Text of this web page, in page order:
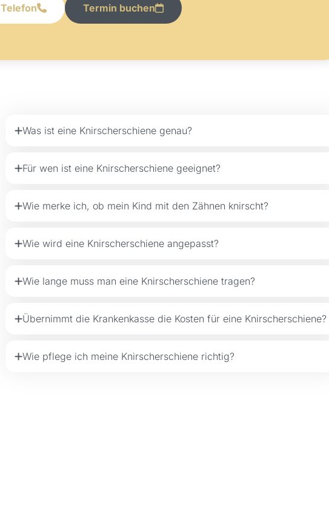
Telefon Termin buchen
Was ist eine Knirscherschiene genau?
Für wen ist eine Knirscherschiene geeignet?
Wie merke ich, ob mein Kind mit den Zähnen knirscht?
Wie wird eine Knirscherschiene angepasst?
Wie lange muss man eine Knirscherschiene tragen?
Übernimmt die Krankenkasse die Kosten für eine Knirscherschiene?
Wie pflege ich meine Knirscherschiene richtig?